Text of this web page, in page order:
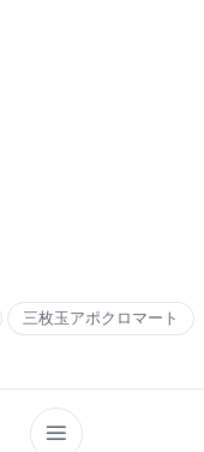
三枚玉アポクロマート